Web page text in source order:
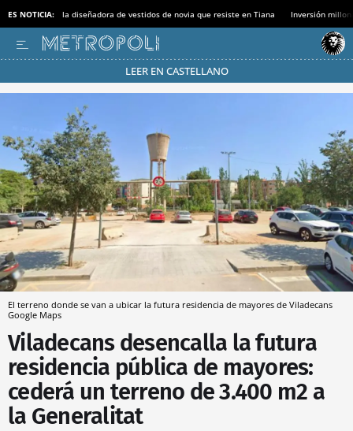
ES NOTICIA: la diseñadora de vestidos de novia que resiste en Tiana Inversión
LEER EN CASTELLANO
Pásate al MODO AHORRO
El terreno donde se van a ubicar la futura residencia de mayores de Viladecans
Google Maps
Viladecans desencalla la futura
residencia pública de mayores:
cederá un terreno de 3.400 m2 a
la Generalitat